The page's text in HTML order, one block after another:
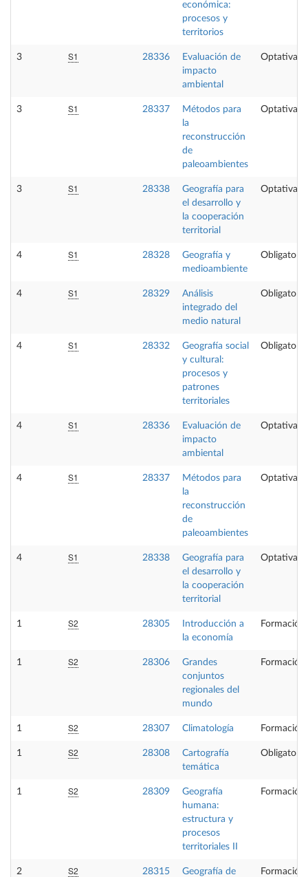
económica:
procesos y
territorios
3 S1 28336
Evaluación de
impacto
ambiental
Optativa
3 S1 28337
Métodos para
la
reconstrucción
de
paleoambientes
Optativa
3 S1 28338
Geografía para
el desarrollo y
la cooperación
territorial
Optativa
4 S1 28328
Geografía y
medioambiente
Obligatoria
4 S1 28329
Análisis
integrado del
medio natural
Obligatoria
4 S1 28332
Geografía social
y cultural:
procesos y
patrones
territoriales
Obligatoria
4 S1 28336
Evaluación de
impacto
ambiental
Optativa
4 S1 28337
Métodos para
la
reconstrucción
de
paleoambientes
Optativa
4 S1 28338
Geografía para
el desarrollo y
la cooperación
territorial
Optativa
1 S2 28305
Introducción a
la economía
Formación
1 S2 28306
Grandes
conjuntos
regionales del
mundo
Formación
1 S2 28307 Climatología Formación
1 S2 28308
Cartografía
temática
Obligatoria
1 S2 28309
Geografía
humana:
estructura y
procesos
territoriales II
Formación
2 S2 28315
Geografía de
Formación